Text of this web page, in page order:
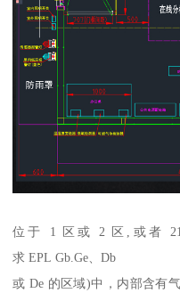
位于 1 区或 2 区,或者
求 EPL Gb.Ge、Db
或 De 的区域)中，内部含有